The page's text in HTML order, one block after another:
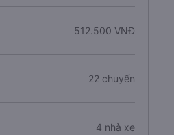
512.500 VNĐ
22 chuyến
4 nhà xe